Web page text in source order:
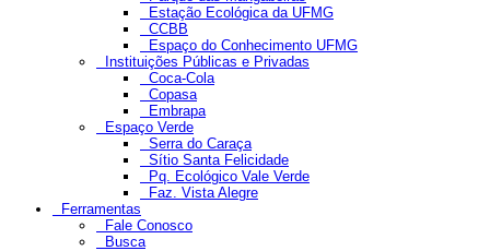
Estação Ecológica da UFMG
CCBB
Espaço do Conhecimento UFMG
Instituições Públicas e Privadas
Coca-Cola
Copasa
Embrapa
Espaço Verde
Serra do Caraça
Sítio Santa Felicidade
Pq. Ecológico Vale Verde
Faz. Vista Alegre
Ferramentas
Fale Conosco
Busca